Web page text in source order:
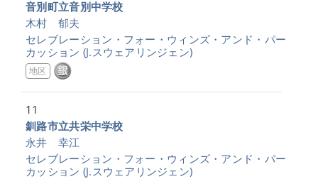
音別町立音別中学校
木村 郁夫
セレブレーション・フォー・ウィンズ・アンド・パー
カッション (J.スウェアリンジェン)
地区
11
釧路市立共栄中学校
永井 幸江
セレブレーション・フォー・ウィンズ・アンド・パー
カッション (J.スウェアリンジェン)